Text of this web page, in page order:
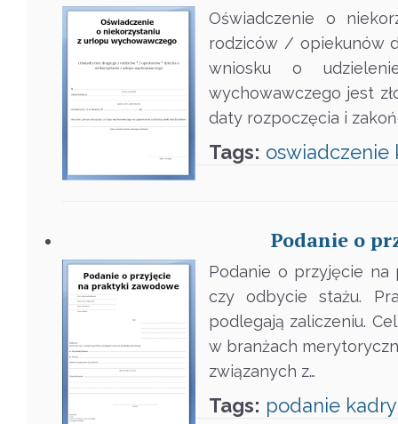
Oświadczenie o
rodziców / opiekunów
wniosku o
wychowawczego jest
daty rozpoczęcia i
Tags: oswiadczenie
Podanie o
Podanie o przyjęcie na
czy odbycie stażu.
podlegają zaliczeniu.
w branżach
związanych z…
Tags: podanie kadry